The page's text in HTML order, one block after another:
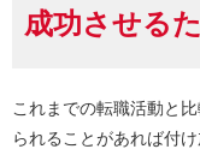
成功させる
これまでの転職活動と
られることがあれば付